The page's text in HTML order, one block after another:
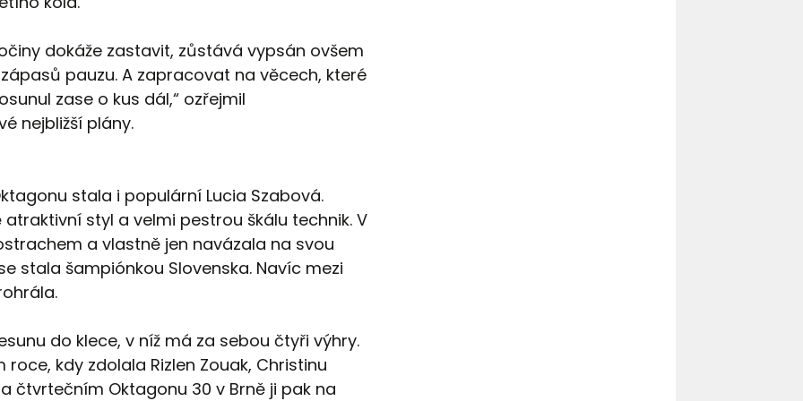
dokáže zastavit, zůstává vypsán ovšem
pauzu. A zapracovat na věcech, které
zase o kus dál,“ ozřejmil
nejbližší plány.
stala i populární Lucia Szabová.
styl a velmi pestrou škálu technik. V
a vlastně jen navázala na svou
stala šampiónkou Slovenska. Navíc mezi
do klece, v níž má za sebou čtyři výhry.
kdy zdolala Rizlen Zouak, Christinu
čtvrtečním Oktagonu 30 v Brně ji pak na